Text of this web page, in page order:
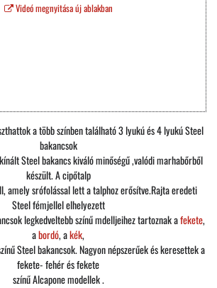
Videó megnyitása új ablakban
a több színben található 3 lyukú és 4 lyukú Steel
bakancsok
Steel bakancs kiváló minőségű ,valódi marhabőrből
készült. A cipőtalp
amely srófolással lett a talphoz erősítve.Rajta eredeti
Steel fémjellel elhelyezett
legkedveltebb színű mdelljeihez tartoznak afekete,
abordó, akék,
Steel bakancsok. Nagyon népszerűek és keresettek a
fekete- fehér és fekete
színű Alcapone modellek .